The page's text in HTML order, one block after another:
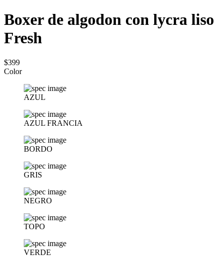
Boxer de algodon con lycra liso
Fresh
$399
Color
AZUL
AZUL FRANCIA
BORDO
GRIS
NEGRO
TOPO
VERDE